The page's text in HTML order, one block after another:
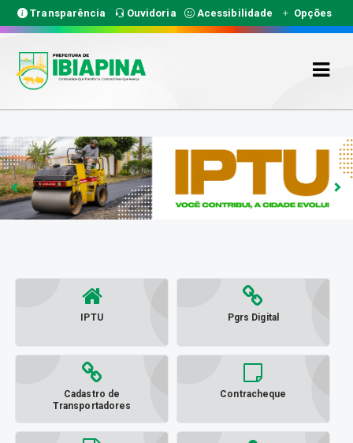
Transparência Ouvidoria Acessibilidade Opções
IPTU Pgrs Digital
Cadastro de
Transportadores
Contracheque